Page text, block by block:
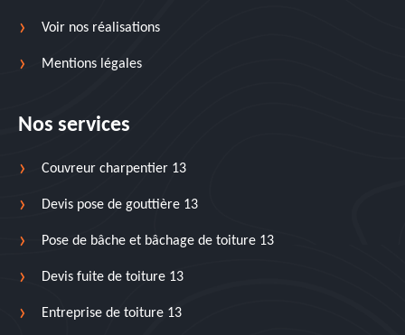
Voir nos réalisations
Mentions légales
Nos services
Couvreur charpentier 13
Devis pose de gouttière 13
Pose de bâche et bâchage de toiture 13
Devis fuite de toiture 13
Entreprise de toiture 13